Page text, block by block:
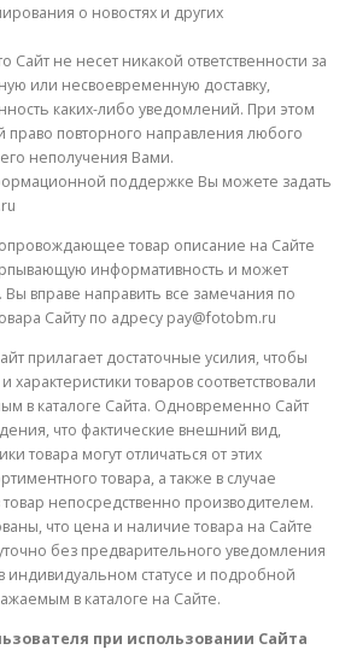
о новостях и других
Сайт не несет никакой ответственности за
или несвоевременную доставку,
каких-либо уведомлений. При этом
право повторного направления любого
неполучения Вами.
поддержке Вы можете задать
товар описание на Сайте
информативность и может
вправе направить все замечания по
Сайту по адресу pay@fotobm.ru
прилагает достаточные усилия, чтобы
характеристики товаров соответствовали
в каталоге Сайта. Одновременно Сайт
что фактические внешний вид,
товара могут отличаться от этих
товара, а также в случае
непосредственно производителем.
что цена и наличие товара на Сайте
без предварительного уведомления
индивидуальном статусе и подробной
в каталоге на Сайте.
при использовании Сайта